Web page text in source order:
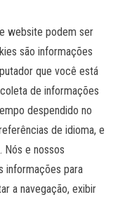
website podem ser
são informações
que você está
de informações
despendido no
de idioma, e
Nós e nossos
informações para
a navegação, exibir